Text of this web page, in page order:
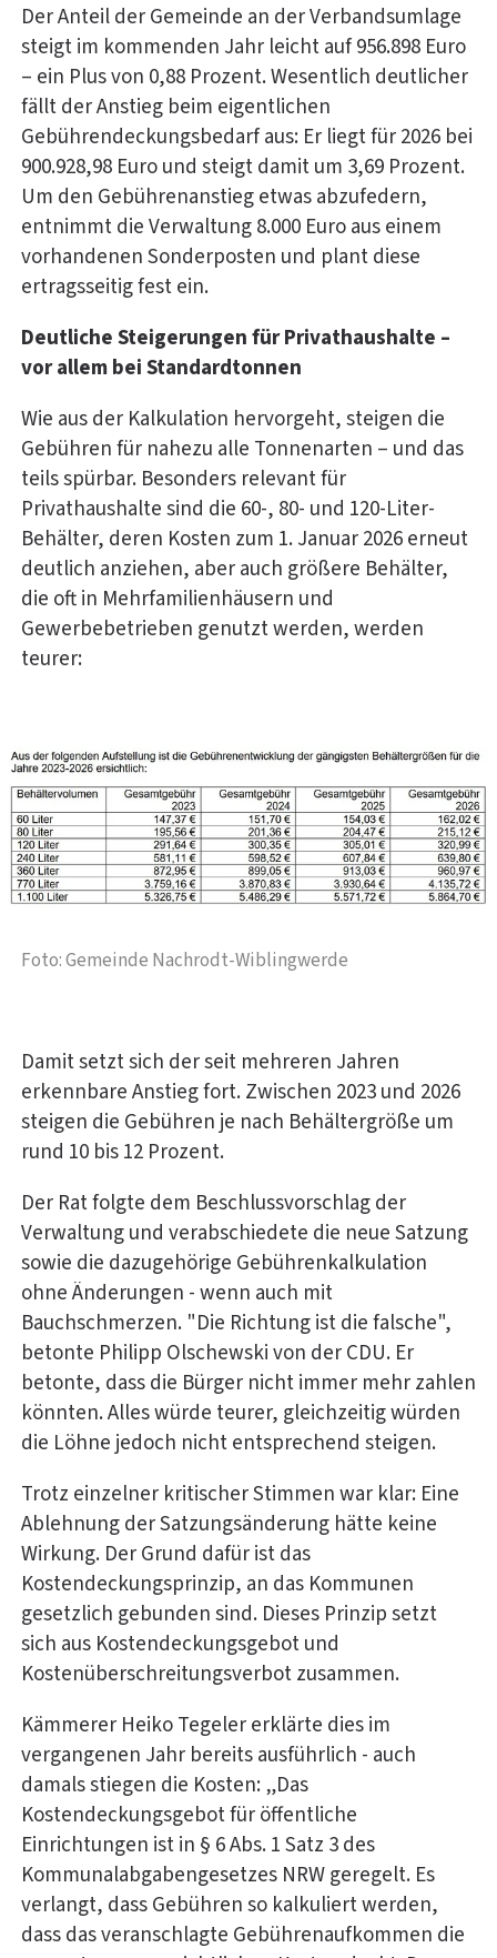
Der Anteil der Gemeinde an der Verbandsumlage
steigt im kommenden Jahr leicht auf 956.898 Euro
– ein Plus von 0,88 Prozent. Wesentlich deutlicher
fällt der Anstieg beim eigentlichen
Gebührendeckungsbedarf aus: Er liegt für 2026 bei
900.928,98 Euro und steigt damit um 3,69 Prozent.
Um den Gebührenanstieg etwas abzufedern,
entnimmt die Verwaltung 8.000 Euro aus einem
vorhandenen Sonderposten und plant diese
ertragsseitig fest ein.
Deutliche Steigerungen für Privathaushalte –
vor allem bei Standardtonnen
Wie aus der Kalkulation hervorgeht, steigen die
Gebühren für nahezu alle Tonnenarten – und das
teils spürbar. Besonders relevant für
Privathaushalte sind die 60-, 80- und 120-Liter-
Behälter, deren Kosten zum 1. Januar 2026 erneut
deutlich anziehen, aber auch größere Behälter,
die oft in Mehrfamilienhäusern und
Gewerbebetrieben genutzt werden, werden
teurer:
Foto: Gemeinde Nachrodt-Wiblingwerde
Damit setzt sich der seit mehreren Jahren
erkennbare Anstieg fort. Zwischen 2023 und 2026
steigen die Gebühren je nach Behältergröße um
rund 10 bis 12 Prozent.
Der Rat folgte dem Beschlussvorschlag der
Verwaltung und verabschiedete die neue Satzung
sowie die dazugehörige Gebührenkalkulation
ohne Änderungen - wenn auch mit
Bauchschmerzen. "Die Richtung ist die falsche",
betonte Philipp Olschewski von der CDU. Er
betonte, dass die Bürger nicht immer mehr zahlen
könnten. Alles würde teurer, gleichzeitig würden
die Löhne jedoch nicht entsprechend steigen.
Trotz einzelner kritischer Stimmen war klar: Eine
Ablehnung der Satzungsänderung hätte keine
Wirkung. Der Grund dafür ist das
Kostendeckungsprinzip, an das Kommunen
gesetzlich gebunden sind. Dieses Prinzip setzt
sich aus Kostendeckungsgebot und
Kostenüberschreitungsverbot zusammen.
Kämmerer Heiko Tegeler erklärte dies im
vergangenen Jahr bereits ausführlich - auch
damals stiegen die Kosten: „Das
Kostendeckungsgebot für öffentliche
Einrichtungen ist in § 6 Abs. 1 Satz 3 des
Kommunalabgabengesetzes NRW geregelt. Es
verlangt, dass Gebühren so kalkuliert werden,
dass das veranschlagte Gebührenaufkommen die